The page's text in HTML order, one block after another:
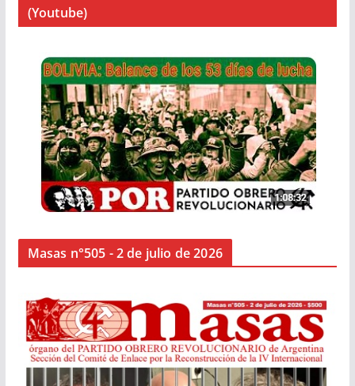
(Youtube)
Masas n°505 - 2 de julio de 2026